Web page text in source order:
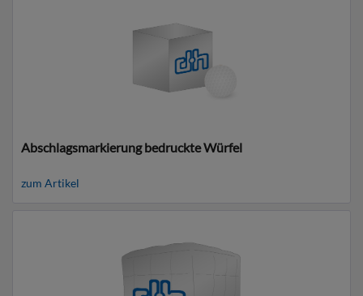
Abschlagsmarkierung bedruckte Würfel
zum Artikel